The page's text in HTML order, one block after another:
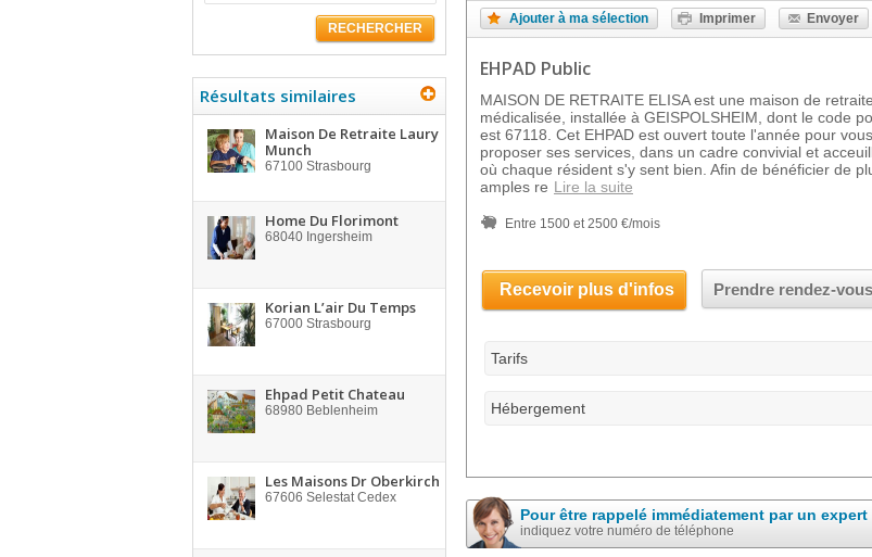
RECHERCHER
Résultats similaires
Maison De Retraite Laury
Munch
67100 Strasbourg
Home Du Florimont
68040 Ingersheim
Korian L’air Du Temps
67000 Strasbourg
Ehpad Petit Chateau
68980 Beblenheim
Les Maisons Dr Oberkirch
67606 Selestat Cedex
Ajouter à ma sélection Imprimer Envoyer
EHPAD Public
MAISON DE RETRAITE ELISA est une maison de retraite
médicalisée, installée à GEISPOLSHEIM, dont le code
est 67118. Cet EHPAD est ouvert toute l'année pour vous
proposer ses services, dans un cadre convivial et
où chaque résident s'y sent bien. Afin de bénéficier de
amples re Lire la suite
Entre 1500 et 2500 €/mois
Recevoir plus d'infos Prendre rendez-vous
Tarifs
Hébergement
Pour être rappelé immédiatement par un expert
indiquez votre numéro de téléphone